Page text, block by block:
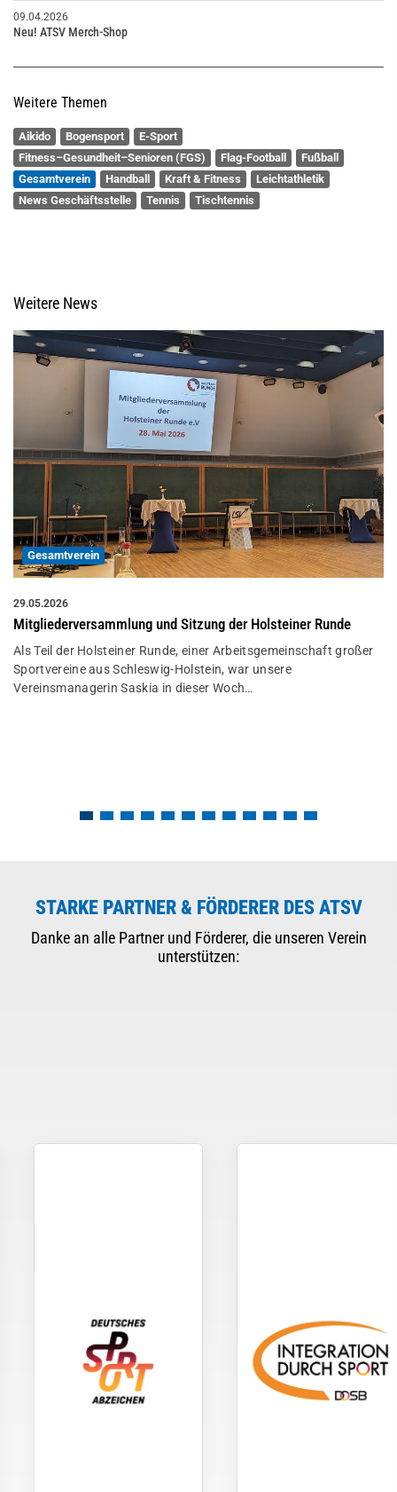
09.04.2026
Neu! ATSV Merch-Shop
Weitere Themen
Aikido Bogensport
E-Sport
Fitness–Gesundheit–Senioren (FGS)
Flag-Football
Fußball
Gesamtverein
Handball Kraft & Fitness
Leichtathletik
News Geschäftsstelle
Tennis Tischtennis
Weitere News
Gesamtverein
29.05.2026
Mitgliederversammlung und Sitzung der Holsteiner Runde
Als Teil der Holsteiner Runde, einer Arbeitsgemeinschaft großer
Sportvereine aus Schleswig-Holstein, war unsere
Vereinsmanagerin Saskia in dieser Woch…
STARKE PARTNER & FÖRDERER DES ATSV
Danke an alle Partner und Förderer, die unseren Verein
unterstützen: